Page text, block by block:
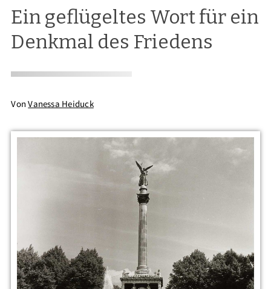
Ein geflügeltes Wort für ein
Denkmal des Friedens
VonVanessa Heiduck